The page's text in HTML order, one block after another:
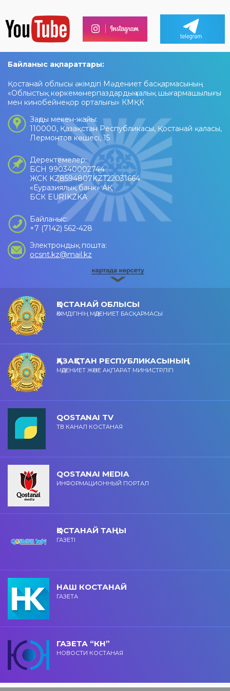
Байланыс ақпараттары:
Қостанай облысы әкімдігі Мәдениет басқармасының
«Облыстық көркемөнерпаздардың халық шығармашылығы
мен кинобейнеқор орталығы» КМҚК
Заңды мекен-жайы:
110000, Қазақстан Республикасы, Қостанай қаласы,
Лермонтов көшесі, 15
Деректемелер:
БСН 990340002744
ЖСК KZ8594807KZT22031664
«Еуразиялық банк» АҚ
БСК EURIKZKA
Байланыс:
+7 (7142) 562-428
Электрондық пошта:
ocsnt.kz@mail.kz
ҚОСТАНАЙ ОБЛЫСЫ
ӘКІМДІГІНІҢ МӘДЕНИЕТ БАСҚАРМАСЫ
ҚАЗАҚСТАН РЕСПУБЛИКАСЫНЫҢ
МӘДЕНИЕТ ЖӘНЕ АҚПАРАТ МИНИСТРЛІГІ
QOSTANAI TV
ТВ КАНАЛ КОСТАНАЯ
QOSTANAI MEDIA
ИНФОРМАЦИОННЫЙ ПОРТАЛ
ҚОСТАНАЙ ТАҢЫ
ГАЗЕТІ
НАШ КОСТАНАЙ
ГАЗЕТА
ГАЗЕТА “КН”
НОВОСТИ КОСТАНАЯ